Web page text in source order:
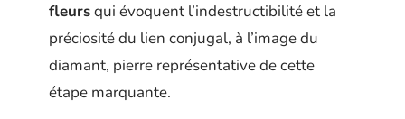
fleursqui évoquent l’indestructibilité et la
préciosité du lien conjugal, à l’image du
diamant, pierre représentative de cette
étape marquante.